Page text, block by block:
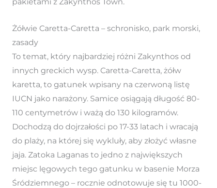
Żółwie Caretta-Caretta – schronisko, park morski,
zasady
To temat, który najbardziej różni Zakynthos od
innych greckich wysp. Caretta-Caretta, żółw
karetta, to gatunek wpisany na czerwoną listę
IUCN jako narażony. Samice osiągają długość 80-
110 centymetrów i ważą do 130 kilogramów.
Dochodzą do dojrzałości po 17-33 latach i wracają
do plaży, na której się wykluły, aby złożyć własne
jaja. Zatoka Laganas to jedno z największych
miejsc lęgowych tego gatunku w basenie Morza
Śródziemnego – rocznie odnotowuje się tu 1000-